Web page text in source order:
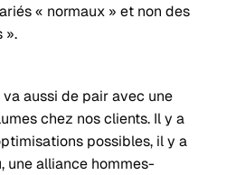
« normaux » et non des
».
aussi de pair avec une
chez nos clients. Il y a
possibles, il y a
une alliance hommes-